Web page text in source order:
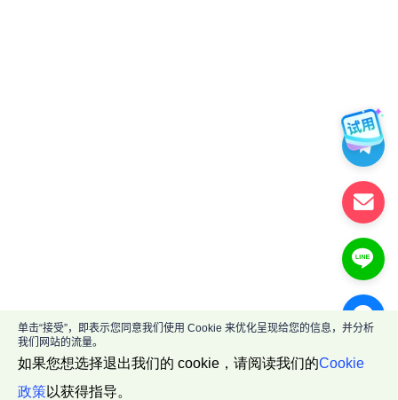
单击“接受”，即表示您同意我们使用 Cookie 来优化呈现给您的信息，并分析
我们网站的流量。
如果您想选择退出我们的 cookie，请阅读我们的Cookie
政策以获得指导。